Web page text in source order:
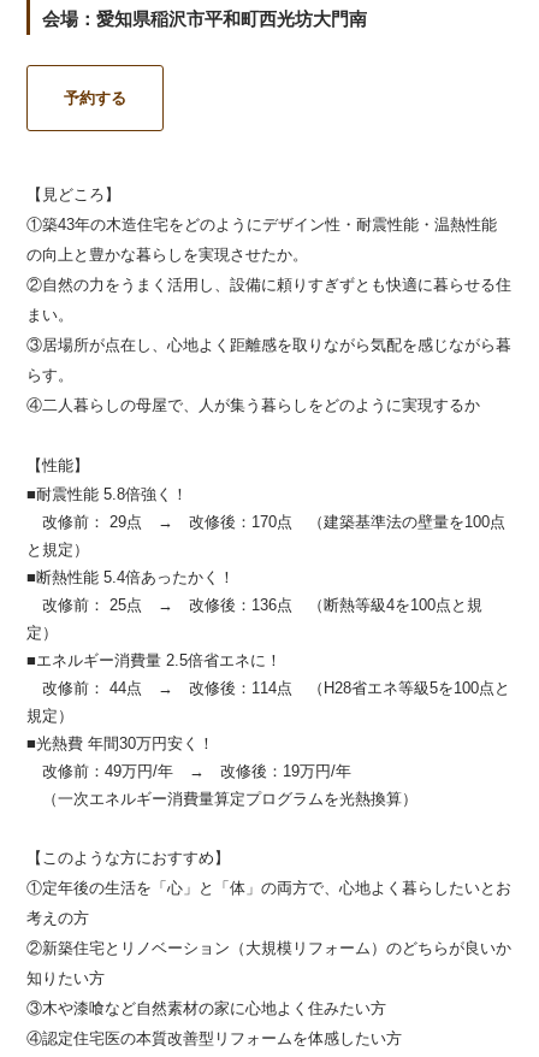
会場：愛知県稲沢市平和町西光坊大門南
予約する
【見どころ】
①築43年の木造住宅をどのようにデザイン性・耐震性能・温熱性能
の向上と豊かな暮らしを実現させたか。
②自然の力をうまく活用し、設備に頼りすぎずとも快適に暮らせる住
まい。
③居場所が点在し、心地よく距離感を取りながら気配を感じながら暮
らす。
④二人暮らしの母屋で、人が集う暮らしをどのように実現するか
【性能】
■耐震性能 5.8倍強く！
改修前： 29点 → 改修後：170点 （建築基準法の壁量を100点
と規定）
■断熱性能 5.4倍あったかく！
改修前： 25点 → 改修後：136点 （断熱等級4を100点と規
定）
■エネルギー消費量 2.5倍省エネに！
改修前： 44点 → 改修後：114点 （H28省エネ等級5を100点と
規定）
■光熱費 年間30万円安く！
改修前：49万円/年 → 改修後：19万円/年
（一次エネルギー消費量算定プログラムを光熱換算）
【このような方におすすめ】
①定年後の生活を「心」と「体」の両方で、心地よく暮らしたいとお
考えの方
②新築住宅とリノベーション（大規模リフォーム）のどちらが良いか
知りたい方
③木や漆喰など自然素材の家に心地よく住みたい方
④認定住宅医の本質改善型リフォームを体感したい方